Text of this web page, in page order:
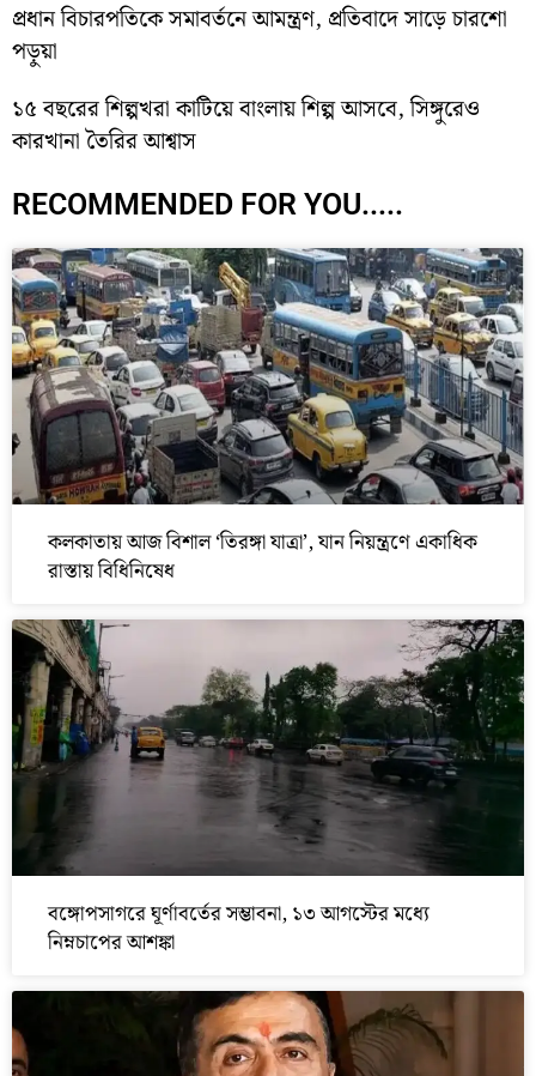
প্রধান বিচারপতিকে সমাবর্তনে আমন্ত্রণ, প্রতিবাদে সাড়ে চারশো
পড়ুয়া
১৫ বছরের শিল্পখরা কাটিয়ে বাংলায় শিল্প আসবে, সিঙ্গুরেও
কারখানা তৈরির আশ্বাস
RECOMMENDED FOR YOU.....
কলকাতায় আজ বিশাল ‘তিরঙ্গা যাত্রা’, যান নিয়ন্ত্রণে একাধিক
রাস্তায় বিধিনিষেধ
বঙ্গোপসাগরে ঘূর্ণাবর্তের সম্ভাবনা, ১৩ আগস্টের মধ্যে
নিম্নচাপের আশঙ্কা